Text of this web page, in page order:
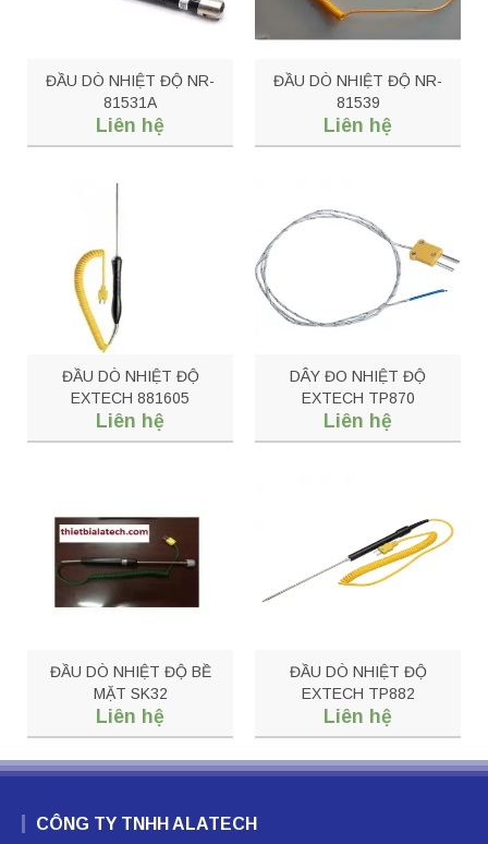
ĐẦU DÒ NHIỆT ĐỘ NR-
81531A
Liên hệ
ĐẦU DÒ NHIỆT ĐỘ NR-
81539
Liên hệ
ĐẦU DÒ NHIỆT ĐỘ
EXTECH 881605
Liên hệ
DÂY ĐO NHIỆT ĐỘ
EXTECH TP870
Liên hệ
ĐẦU DÒ NHIỆT ĐỘ BỀ
MẶT SK32
Liên hệ
ĐẦU DÒ NHIỆT ĐỘ
EXTECH TP882
Liên hệ
CÔNG TY TNHH ALATECH